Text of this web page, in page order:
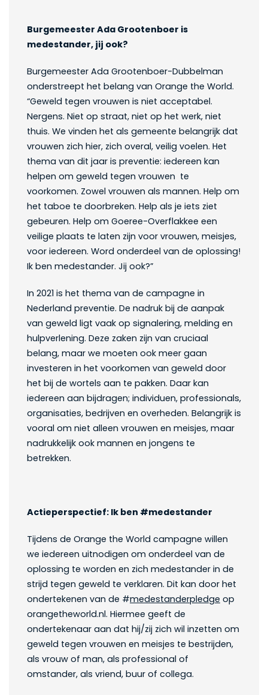
Burgemeester Ada Grootenboer is
medestander, jij ook?
Burgemeester Ada Grootenboer-Dubbelman
onderstreept het belang van Orange the World.
“Geweld tegen vrouwen is niet acceptabel.
Nergens. Niet op straat, niet op het werk, niet
thuis. We vinden het als gemeente belangrijk dat
vrouwen zich hier, zich overal, veilig voelen. Het
thema van dit jaar is preventie: iedereen kan
helpen om geweld tegen vrouwen te
voorkomen. Zowel vrouwen als mannen. Help om
het taboe te doorbreken. Help als je iets ziet
gebeuren. Help om Goeree-Overflakkee een
veilige plaats te laten zijn voor vrouwen, meisjes,
voor iedereen. Word onderdeel van de oplossing!
Ik ben medestander. Jij ook?”
In 2021 is het thema van de campagne in
Nederland preventie. De nadruk bij de aanpak
van geweld ligt vaak op signalering, melding en
hulpverlening. Deze zaken zijn van cruciaal
belang, maar we moeten ook meer gaan
investeren in het voorkomen van geweld door
het bij de wortels aan te pakken. Daar kan
iedereen aan bijdragen; individuen, professionals,
organisaties, bedrijven en overheden. Belangrijk is
vooral om niet alleen vrouwen en meisjes, maar
nadrukkelijk ook mannen en jongens te
betrekken.
Actieperspectief: Ik ben #medestander
Tijdens de Orange the World campagne willen
we iedereen uitnodigen om onderdeel van de
oplossing te worden en zich medestander in de
strijd tegen geweld te verklaren. Dit kan door het
ondertekenen van de #medestanderpledge op
orangetheworld.nl. Hiermee geeft de
ondertekenaar aan dat hij/zij zich wil inzetten om
geweld tegen vrouwen en meisjes te bestrijden,
als vrouw of man, als professional of
omstander, als vriend, buur of collega.